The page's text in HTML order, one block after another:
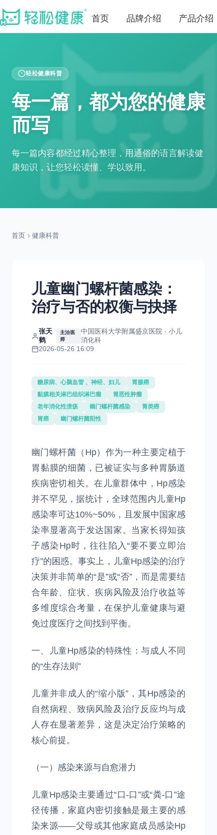
首页 品牌介绍 产品介绍
轻松健康科普
每一篇，都为您的健康
而写
每一篇内容都经过精心整理，用通俗的语言解读健
康知识，让您轻松读懂、学以致用。
首页 健康科普
儿童幽门螺杆菌感染：
治疗与否的权衡与抉择
张天
鹤
主治医
师
中国医科大学附属盛京医院 · 小儿
消化科
2026-05-26 16:09
糖尿病、心脑血管 、神经、妇儿
胃腺癌
黏膜相关淋巴组织淋巴瘤
胃恶性肿瘤
老年消化性溃疡
幽门螺杆菌感染
胃类癌
胃癌
幽门螺杆菌阳性
幽门螺杆菌（Hp）作为一种主要定植于
胃黏膜的细菌，已被证实与多种胃肠道
疾病密切相关。在儿童群体中，Hp感染
并不罕见，据统计，全球范围内儿童Hp
感染率可达10%~50%，且发展中国家感
染率显著高于发达国家。当家长得知孩
子感染Hp时，往往陷入“要不要立即治
疗”的困惑。事实上，儿童Hp感染的治疗
决策并非简单的“是”或“否”，而是需要结
合年龄、症状、疾病风险及治疗收益等
多维度综合考量，在保护儿童健康与避
免过度医疗之间找到平衡。
一、儿童Hp感染的特殊性：与成人不同
的“生存法则”
儿童并非成人的“缩小版”，其Hp感染的
自然病程、致病风险及治疗反应均与成
人存在显著差异，这是决定治疗策略的
核心前提。
（一）感染来源与自愈潜力
儿童Hp感染主要通过“口-口”或“粪-口”途
径传播，家庭内密切接触是最主要的感
染来源——父母或其他家庭成员感染Hp